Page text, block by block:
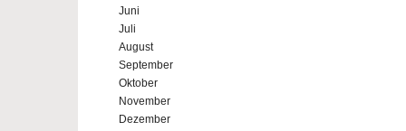
Juni
Juli
August
September
Oktober
November
Dezember